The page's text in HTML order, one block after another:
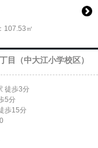
107.53㎡
目（中大江小学校区）
徒歩3分
5分
歩15分